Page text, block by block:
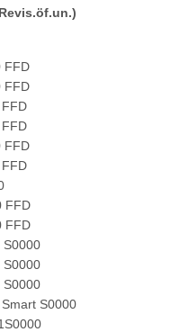
FFD
FFD
FFD
FFD
FFD
S0000
S0000
S0000
S0000